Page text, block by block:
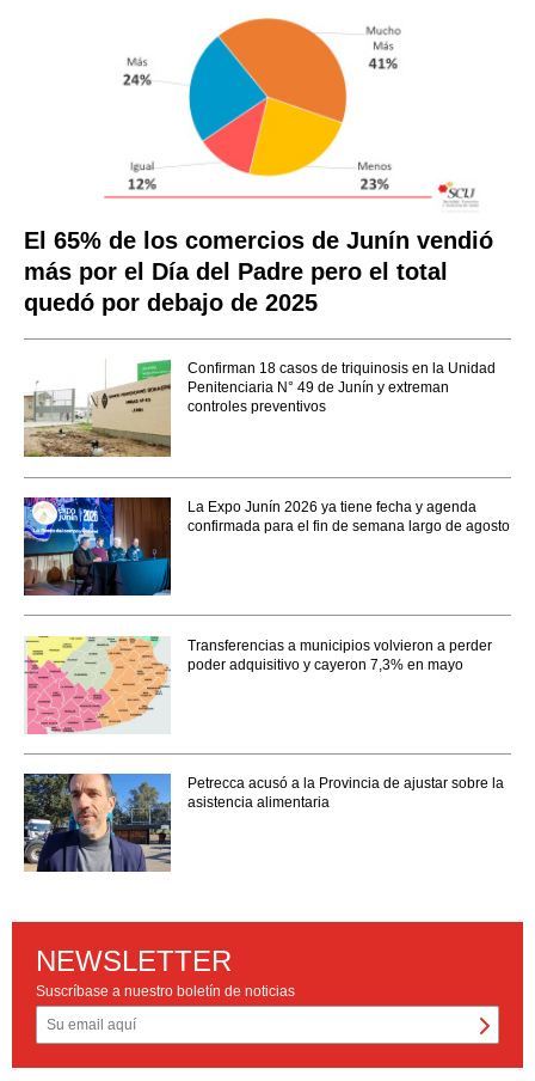
El 65% de los comercios de Junín vendió
más por el Día del Padre pero el total
quedó por debajo de 2025
Confirman 18 casos de triquinosis en la Unidad
Penitenciaria N° 49 de Junín y extreman
controles preventivos
La Expo Junín 2026 ya tiene fecha y agenda
confirmada para el fin de semana largo de agosto
Transferencias a municipios volvieron a perder
poder adquisitivo y cayeron 7,3% en mayo
Petrecca acusó a la Provincia de ajustar sobre la
asistencia alimentaria
NEWSLETTER
Suscríbase a nuestro boletín de noticias